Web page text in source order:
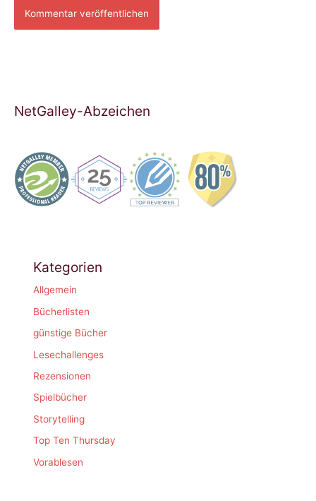
NetGalley-Abzeichen
Kategorien
Allgemein
Bücherlisten
günstige Bücher
Lesechallenges
Rezensionen
Spielbücher
Storytelling
Top Ten Thursday
Vorablesen